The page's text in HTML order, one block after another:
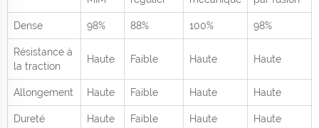
Dense 98% 88% 100% 98%
Résistance à
la traction
Haute Faible Haute Haute
Allongement Haute Faible Haute Haute
Dureté Haute Faible Haute Haute